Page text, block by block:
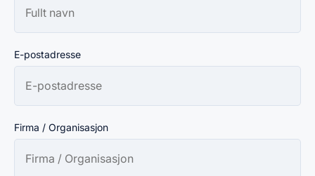
E-postadresse
Firma / Organisasjon